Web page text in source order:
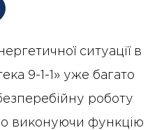
ситуації в
9-1-1» уже багато
роботу
виконуючи функцію